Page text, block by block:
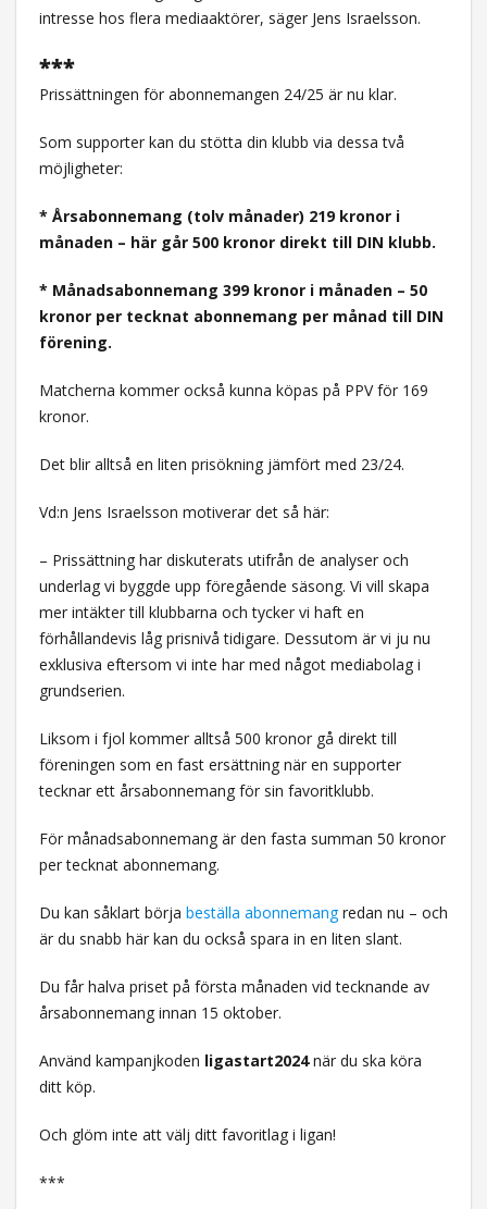
intresse hos flera mediaaktörer, säger Jens Israelsson.
***
Prissättningen för abonnemangen 24/25 är nu klar.
Som supporter kan du stötta din klubb via dessa två
möjligheter:
* Årsabonnemang (tolv månader) 219 kronor i
månaden – här går 500 kronor direkt till DIN klubb.
* Månadsabonnemang 399 kronor i månaden – 50
kronor per tecknat abonnemang per månad till DIN
förening.
Matcherna kommer också kunna köpas på PPV för 169
kronor.
Det blir alltså en liten prisökning jämfört med 23/24.
Vd:n Jens Israelsson motiverar det så här:
– Prissättning har diskuterats utifrån de analyser och
underlag vi byggde upp föregående säsong. Vi vill skapa
mer intäkter till klubbarna och tycker vi haft en
förhållandevis låg prisnivå tidigare. Dessutom är vi ju nu
exklusiva eftersom vi inte har med något mediabolag i
grundserien.
Liksom i fjol kommer alltså 500 kronor gå direkt till
föreningen som en fast ersättning när en supporter
tecknar ett årsabonnemang för sin favoritklubb.
För månadsabonnemang är den fasta summan 50 kronor
per tecknat abonnemang.
Du kan såklart börja beställa abonnemangredan nu – och
är du snabb här kan du också spara in en liten slant.
Du får halva priset på första månaden vid tecknande av
årsabonnemang innan 15 oktober.
Använd kampanjkoden ligastart2024när du ska köra
ditt köp.
Och glöm inte att välj ditt favoritlag i ligan!
***